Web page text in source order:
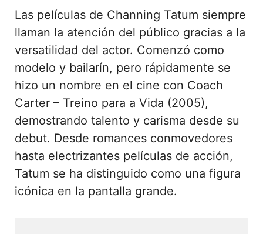
Las películas de Channing Tatum siempre
llaman la atención del público gracias a la
versatilidad del actor. Comenzó como
modelo y bailarín, pero rápidamente se
hizo un nombre en el cine con Coach
Carter – Treino para a Vida (2005),
demostrando talento y carisma desde su
debut. Desde romances conmovedores
hasta electrizantes películas de acción,
Tatum se ha distinguido como una figura
icónica en la pantalla grande.